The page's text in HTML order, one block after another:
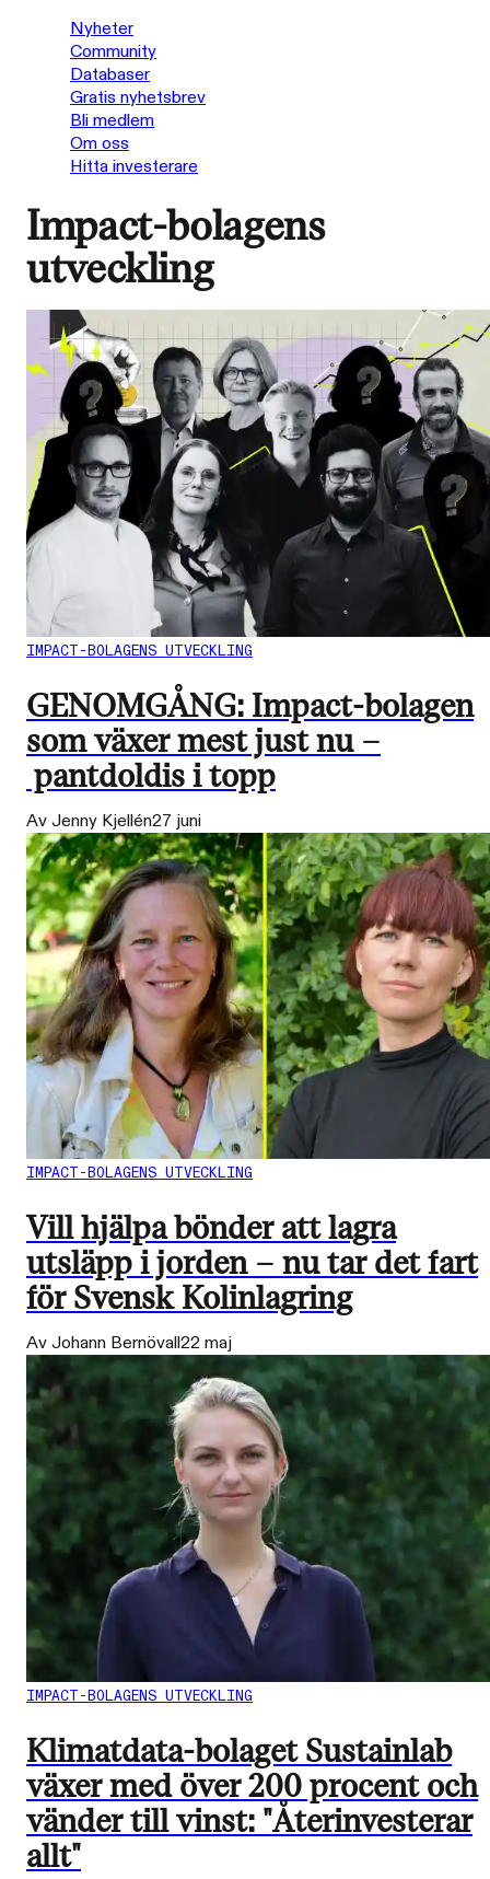
Nyheter
Community
Databaser
Gratis nyhetsbrev
Bli medlem
Om oss
Hitta investerare
Impact-bolagens
utveckling
IMPACT-BOLAGENS UTVECKLING
GENOMGÅNG: Impact-bolagen
som växer mest just nu –
pantdoldis i topp
Av Jenny Kjellén27 juni
IMPACT-BOLAGENS UTVECKLING
Vill hjälpa bönder att lagra
utsläpp i jorden – nu tar det fart
för Svensk Kolinlagring
Av Johann Bernövall22 maj
IMPACT-BOLAGENS UTVECKLING
Klimatdata-bolaget Sustainlab
växer med över 200 procent och
vänder till vinst: "Återinvesterar
allt"